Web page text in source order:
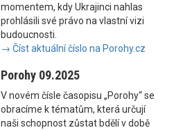
momentem, kdy Ukrajinci nahlas
prohlásili své právo na vlastní vizi
budoucnosti.
→ Číst aktuální číslo na Porohy.cz
Porohy 09.2025
V novém čísle časopisu „Porohy“ se
obracíme k tématům, která určují
naši schopnost zůstat bdělí v době